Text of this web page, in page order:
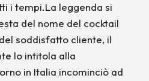
i tempi.La leggenda si
del nome del cocktail
soddisfatto cliente, il
lo intitola alla
in Italia incominciò ad